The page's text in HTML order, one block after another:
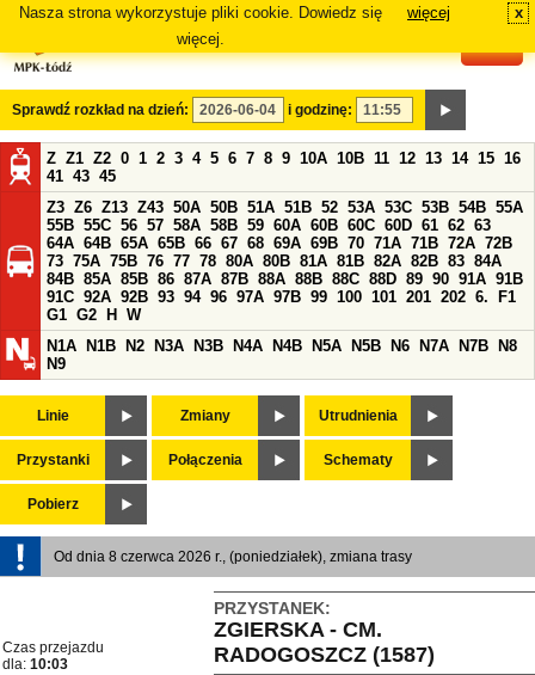
Nasza strona wykorzystuje pliki cookie. Dowiedz się
więcej.
więcej x
Sprawdź rozkład na dzień: i godzinę:
Z Z1 Z2 0 1 2 3 4 5 6 7 8 9 10A 10B 11 12 13 14 15 16
41 43 45
Z3 Z6 Z13 Z43 50A 50B 51A 51B 52 53A 53C 53B 54B 55A
55B 55C 56 57 58A 58B 59 60A 60B 60C 60D 61 62 63
64A 64B 65A 65B 66 67 68 69A 69B 70 71A 71B 72A 72B
73 75A 75B 76 77 78 80A 80B 81A 81B 82A 82B 83 84A
84B 85A 85B 86 87A 87B 88A 88B 88C 88D 89 90 91A 91B
91C 92A 92B 93 94 96 97A 97B 99 100 101 201 202 6.
F1
G1 G2 H
W
N1A
N1B N2 N3A N3B N4A N4B N5A N5B N6 N7A N7B
N8
N9
Linie Zmiany Utrudnienia
Przystanki Połączenia Schematy
Pobierz
Od dnia 8 czerwca 2026 r., (poniedziałek), zmiana trasy
PRZYSTANEK:
ZGIERSKA - CM.
RADOGOSZCZ (1587)
Czas przejazdu
dla: 10:03